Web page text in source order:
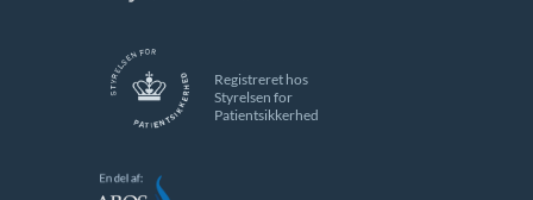
Registreret hos
Styrelsen for
Patientsikkerhed